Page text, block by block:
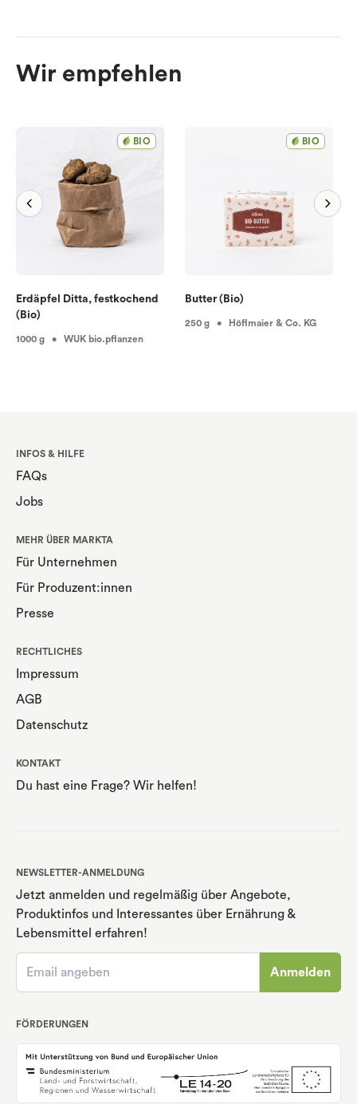
Wir empfehlen
BIO
Erdäpfel Ditta, festkochend
(Bio)
1000 g • WUK bio.pflanzen
BIO
Butter (Bio)
250 g • Höflmaier & Co. KG
INFOS & HILFE
FAQs
Jobs
MEHR ÜBER MARKTA
Für Unternehmen
Für Produzent:innen
Presse
RECHTLICHES
Impressum
AGB
Datenschutz
KONTAKT
Du hast eine Frage? Wir helfen!
NEWSLETTER-ANMELDUNG
Jetzt anmelden und regelmäßig über Angebote,
Produktinfos und Interessantes über Ernährung &
Lebensmittel erfahren!
Anmelden
FÖRDERUNGEN